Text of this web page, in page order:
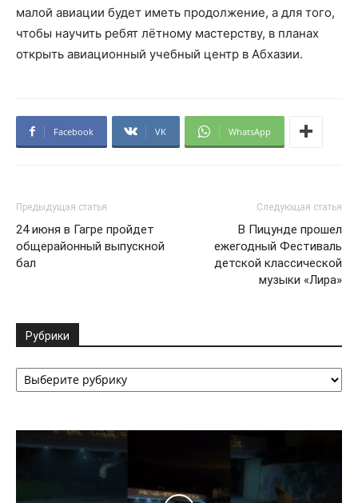
малой авиации будет иметь продолжение, а для того,
чтобы научить ребят лётному мастерству, в планах
открыть авиационный учебный центр в Абхазии.
Facebook VK WhatsApp
Предыдущая статья
24 июня в Гагре пройдет
общерайонный выпускной
бал
Следующая статья
В Пицунде прошел
ежегодный Фестиваль
детской классической
музыки «Лира»
Рубрики
Рубрики